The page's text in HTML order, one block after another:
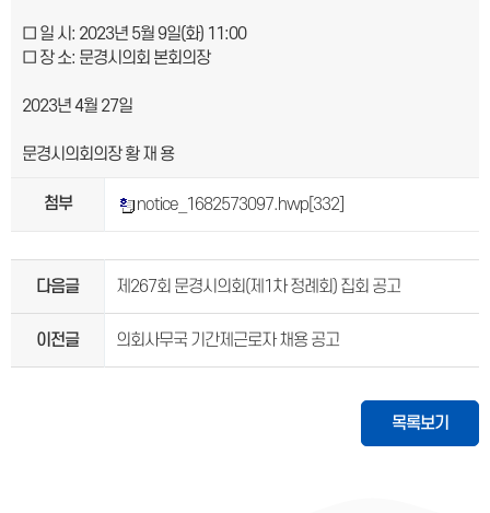
□ 일 시: 2023년 5월 9일(화) 11:00
□ 장 소: 문경시의회 본회의장
2023년 4월 27일
문경시의회의장 황 재 용
첨부 notice_1682573097.hwp [332]
다음글 제267회 문경시의회(제1차 정례회) 집회 공고
이전글 의회사무국 기간제근로자 채용 공고
목록보기